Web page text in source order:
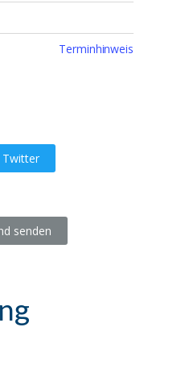
Terminhinweis
Twitter
senden